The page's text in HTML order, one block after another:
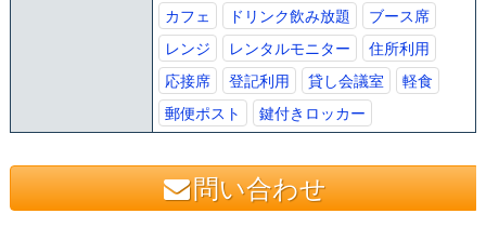
カフェ
ドリンク飲み放題
ブース席
レンジ
レンタルモニター
住所利用
応接席
登記利用 貸し会議室
軽食
郵便ポスト
鍵付きロッカー
問い合わせ